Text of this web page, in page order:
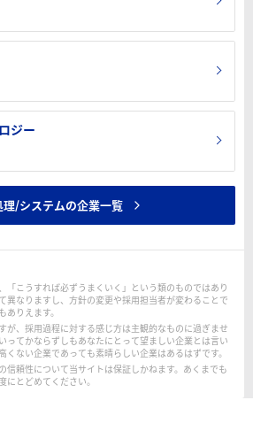
ジー
理/システムの企業一覧
「こうすれば必ずうまくいく」という類のものではあり
異なりますし、方針の変更や採用担当者が変わることで
りえます。
が、採用過程に対する感じ方は主観的なものに過ぎませ
ってかならずしもあなたにとって望ましい企業とは言い
ない企業であっても素晴らしい企業はあるはずです。
信頼性について当サイトは保証しかねます。あくまでも
にとどめてください。